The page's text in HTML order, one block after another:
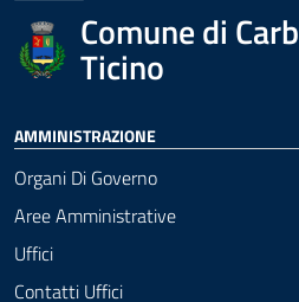
Comune di
Ticino
AMMINISTRAZIONE
Organi Di Governo
Aree Amministrative
Uffici
Contatti Uffici